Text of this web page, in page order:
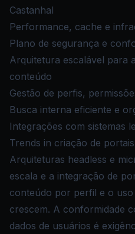
Castanhal
Performance, cache e
Plano de segurança e
Arquitetura escalável para
conteúdo
Gestão de perfis,
Busca interna eficiente e
Integrações com sistemas
Trends in criação de portais
Arquiteturas headless e
escala e a integração de
conteúdo por perfil e o uso
crescem. A conformidade
dados de usuários é